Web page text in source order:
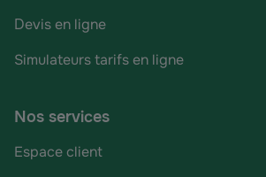
Devis en ligne
Simulateurs tarifs en ligne
Nos services
Espace client